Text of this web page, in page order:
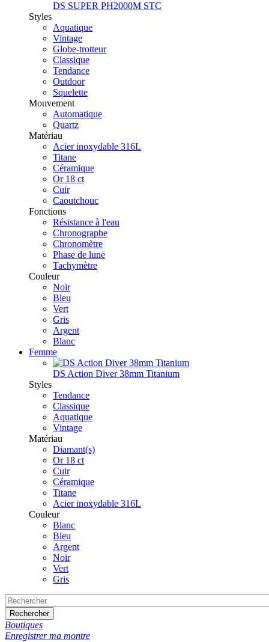
DS SUPER PH2000M STC
Styles
Aquatique
Vintage
Globe-trotteur
Classique
Tendance
Outdoor
Squelette
Mouvement
Automatique
Quartz
Matériau
Acier inoxydable 316L
Titane
Céramique
Or 18 ct
Cuir
Caoutchouc
Fonctions
Résistance à l'eau
Chronographe
Chronomètre
Phase de lune
Tachymètre
Couleur
Noir
Bleu
Vert
Gris
Argent
Blanc
Femme
DS Action Diver 38mm Titanium
Styles
Tendance
Classique
Aquatique
Vintage
Matériau
Diamant(s)
Or 18 ct
Cuir
Céramique
Titane
Acier inoxydable 316L
Couleur
Blanc
Bleu
Argent
Noir
Vert
Gris
Rechercher
Boutiques
Enregistrer ma montre